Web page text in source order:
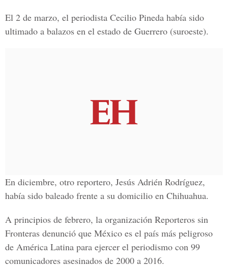
El 2 de marzo, el periodista Cecilio Pineda había sido
ultimado a balazos en el estado de Guerrero (suroeste).
En diciembre, otro reportero, Jesús Adrién Rodríguez,
había sido baleado frente a su domicilio en Chihuahua.
A principios de febrero, la organización Reporteros sin
Fronteras denunció que México es el país más peligroso
de América Latina para ejercer el periodismo con 99
comunicadores asesinados de 2000 a 2016.